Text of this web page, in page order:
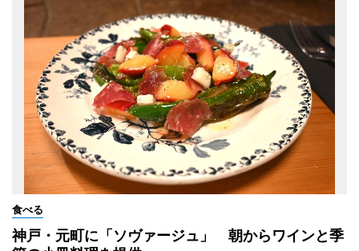
食べる
神戸・元町に「ソヴァージュ」 朝からワインと季